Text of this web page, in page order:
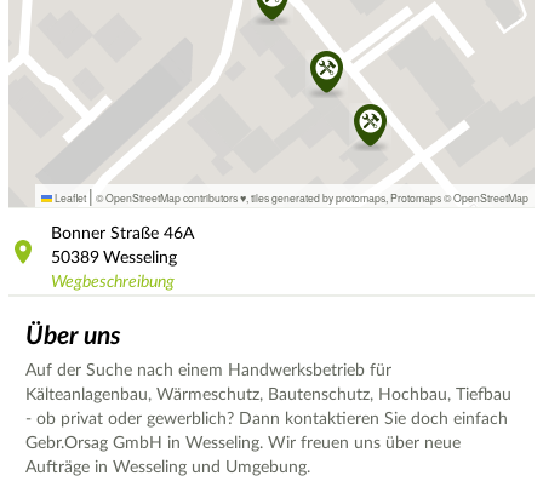
Leaflet | © OpenStreetMap contributors ♥, tiles generated by protomaps Protomaps©OpenStreetMap
Bonner Straße 46A
50389 Wesseling
Wegbeschreibung
Über uns
Auf der Suche nach einem Handwerksbetrieb für
Kälteanlagenbau, Wärmeschutz, Bautenschutz, Hochbau, Tiefbau
- ob privat oder gewerblich? Dann kontaktieren Sie doch einfach
Gebr.Orsag GmbH in Wesseling. Wir freuen uns über neue
Aufträge in Wesseling und Umgebung.